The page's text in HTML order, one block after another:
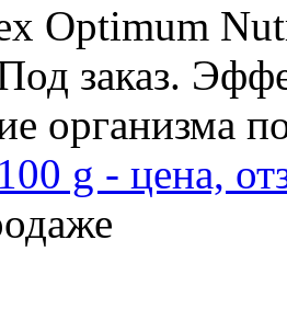
Optimum
заказ.
организма
g - цена,